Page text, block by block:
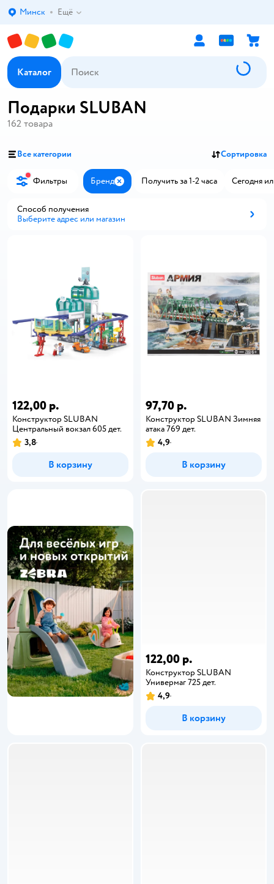
Выбор адреса доставки.
Минск Ещё
Каталог
Подарки SLUBAN
162 товара
Все категории Сортировка
Фильтры Бренд ЗакрытьПолучить за 1-2 часа Сегодня
Способ получения
Выберите адрес или магазин
122,00 р.
Конструктор SLUBAN
Центральный вокзал 605 дет.
3,8
В корзину
97,70 р.
Конструктор SLUBAN Зимняя
атака 769 дет.
4,9
В корзину
122,00 р.
Конструктор SLUBAN
Универмаг 725 дет.
4,9
В корзину